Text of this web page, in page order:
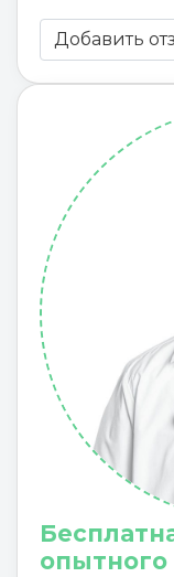
Добавить
опытного